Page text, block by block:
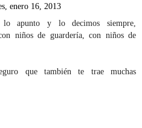
enero 16, 2013
apunto y lo decimos siempre,
niños de guardería, con niños de
que también te trae muchas